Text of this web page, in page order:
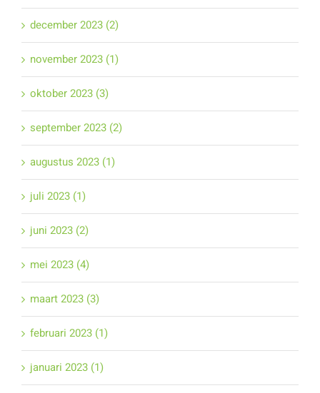
december 2023 (2)
november 2023 (1)
oktober 2023 (3)
september 2023 (2)
augustus 2023 (1)
juli 2023 (1)
juni 2023 (2)
mei 2023 (4)
maart 2023 (3)
februari 2023 (1)
januari 2023 (1)